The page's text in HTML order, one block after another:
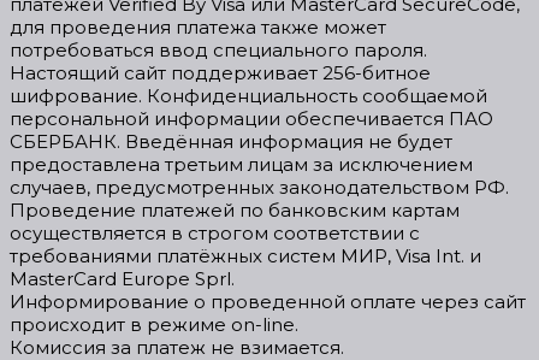
для проведения платежа также может
потребоваться ввод специального пароля.
Настоящий сайт поддерживает 256-битное
шифрование. Конфиденциальность сообщаемой
персональной информации обеспечивается ПАО
СБЕРБАНК. Введённая информация не будет
предоставлена третьим лицам за исключением
случаев, предусмотренных законодательством РФ.
Проведение платежей по банковским картам
осуществляется в строгом соответствии с
требованиями платёжных систем МИР, Visa Int. и
MasterCard Europe Sprl.
Информирование о проведенной оплате через сайт
происходит в режиме on-line.
Комиссия за платеж не взимается.